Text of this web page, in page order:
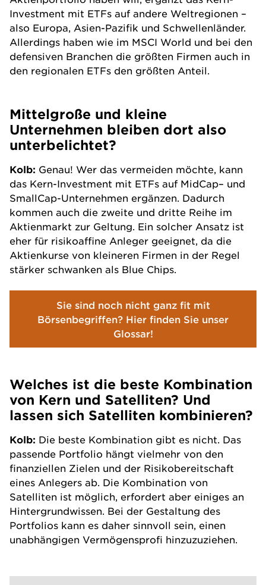
Investment mit ETFs auf andere Weltregionen –
also Europa, Asien-Pazifik und Schwellenländer.
Allerdings haben wie im MSCI World und bei den
defensiven Branchen die größten Firmen auch in
den regionalen ETFs den größten Anteil.
Mittelgroße und kleine
Unternehmen bleiben dort also
unterbelichtet?
Kolb: Genau! Wer das vermeiden möchte, kann
das Kern-Investment mit ETFs auf MidCap– und
SmallCap-Unternehmen ergänzen. Dadurch
kommen auch die zweite und dritte Reihe im
Aktienmarkt zur Geltung. Ein solcher Ansatz ist
eher für risikoaffine Anleger geeignet, da die
Aktienkurse von kleineren Firmen in der Regel
stärker schwanken als Blue Chips.
Sie sind noch nicht ganz fit mit
Börsenbegriffen? Hier finden Sie unser
Glossar!
Welches ist die beste Kombination
von Kern und Satelliten? Und
lassen sich Satelliten kombinieren?
Kolb: Die beste Kombination gibt es nicht. Das
passende Portfolio hängt vielmehr von den
finanziellen Zielen und der Risikobereitschaft
eines Anlegers ab. Die Kombination von
Satelliten ist möglich, erfordert aber einiges an
Hintergrundwissen. Bei der Gestaltung des
Portfolios kann es daher sinnvoll sein, einen
unabhängigen Vermögensprofi hinzuzuziehen.